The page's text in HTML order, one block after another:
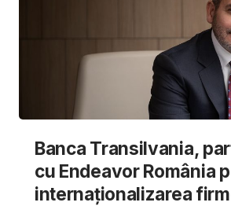
Banca Transilvania,
cu Endeavor România
internaționalizarea